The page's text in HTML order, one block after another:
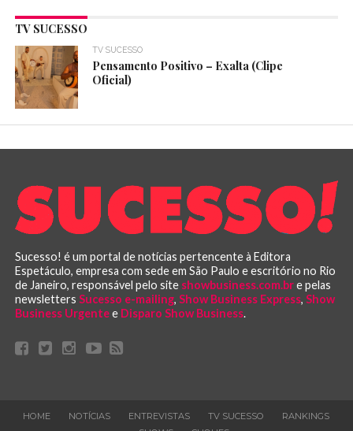
TV SUCESSO
TV SUCESSO
Pensamento Positivo – Exalta (Clipe
Oficial)
Sucesso! é um portal de notícias pertencente à Editora
Espetáculo, empresa com sede em São Paulo e escritório no Rio
de Janeiro, responsável pelo site showbusiness.com.bre pelas
newsletters Sucesso e-mailing, Show Business Express, Show
Business Urgentee Disparo Show Business.
HOME NOTÍCIAS ENTREVISTAS TV SUCESSO
RANKINGS